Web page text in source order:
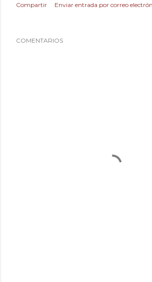
Compartir Enviar entrada por correo
COMENTARIOS